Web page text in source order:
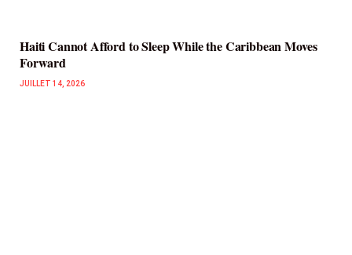
Haiti Cannot Afford to Sleep While the Caribbean Moves
Forward
JUILLET 14, 2026